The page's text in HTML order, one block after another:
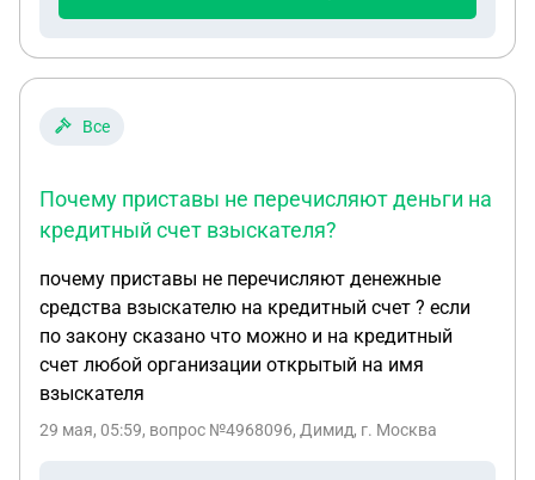
суда). Насколько законно данное требование?
требование незаконно) ?
Все
Почему приставы не перечисляют деньги на
кредитный счет взыскателя?
почему приставы не перечисляют денежные
средства взыскателю на кредитный счет ? если
по закону сказано что можно и на кредитный
счет любой организации открытый на имя
взыскателя
29 мая, 05:59, вопрос №4968096, Димид, г. Москва